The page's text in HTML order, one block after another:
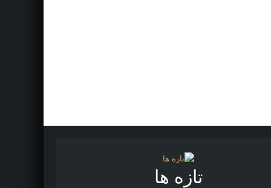
تازه ها